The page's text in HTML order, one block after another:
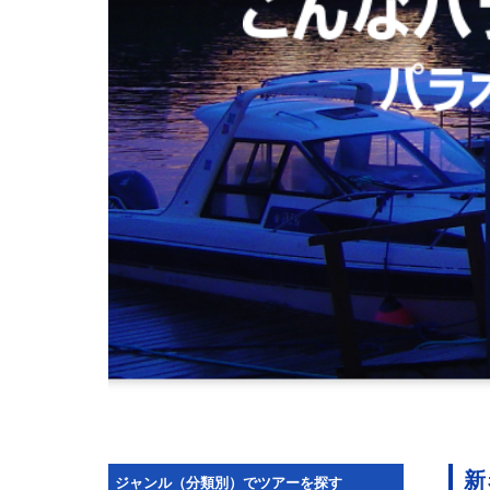
ジャンル（分類別）でツアーを探す